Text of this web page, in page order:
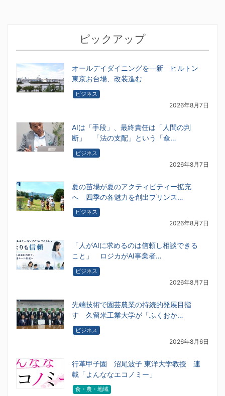
ピックアップ
オールデイダイニングを一新 ヒルトン
東京お台場、改装進む
ビジネス
2026年8月7日
AIは「手段」、最終責任は「人間の判
断」 「法の支配」という「傘…
ビジネス
2026年8月7日
夏の苗場が夏のアクティビティー拡充
へ 四季の各魅力を創出プリンス…
ビジネス
2026年8月7日
「人がAIに求めるのは信頼し相談できる
こと」 ロジカがAI事業者…
ビジネス
2026年8月7日
先端技術で園芸農業の持続的発展目指
す 久留米工業大学が「ふくおか…
ビジネス
2026年8月6日
行革甲子園 沼尾波子 東洋大学教授 連
載「よんななエコノミー」
食・農・地域